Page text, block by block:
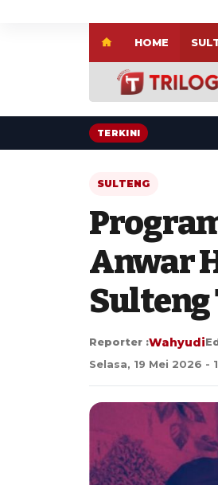
HOME
TERKINI
SULTENG
Anwar
Sulteng
Reporter :Wahyudi
Selasa, 19 Mei 2026 -